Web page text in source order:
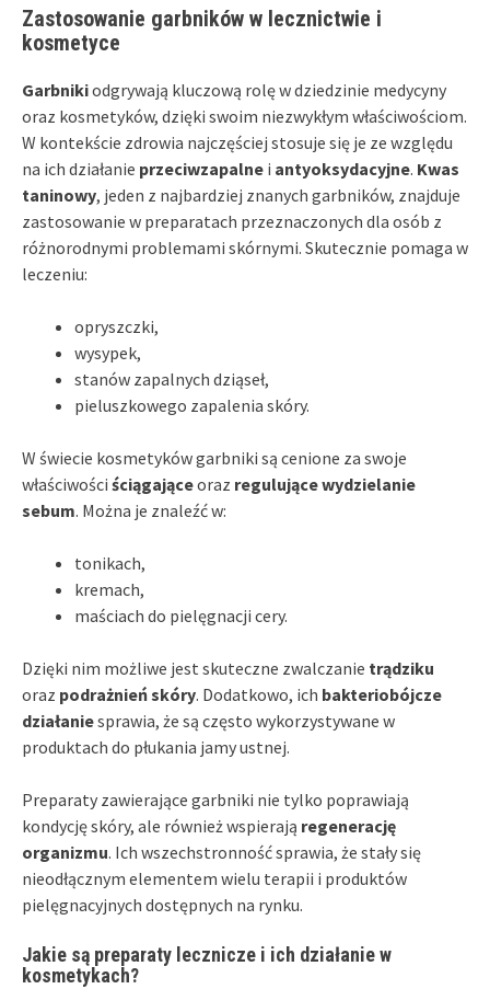
Zastosowanie garbników w lecznictwie i
kosmetyce
Garbnikiodgrywają kluczową rolę w dziedzinie medycyny
oraz kosmetyków, dzięki swoim niezwykłym właściwościom.
W kontekście zdrowia najczęściej stosuje się je ze względu
na ich działanie przeciwzapalne i antyoksydacyjne. Kwas
taninowy, jeden z najbardziej znanych garbników, znajduje
zastosowanie w preparatach przeznaczonych dla osób z
różnorodnymi problemami skórnymi. Skutecznie pomaga w
leczeniu:
opryszczki,
wysypek,
stanów zapalnych dziąseł,
pieluszkowego zapalenia skóry.
W świecie kosmetyków garbniki są cenione za swoje
właściwości ściągająceoraz regulujące wydzielanie
sebum. Można je znaleźć w:
tonikach,
kremach,
maściach do pielęgnacji cery.
Dzięki nim możliwe jest skuteczne zwalczanie trądziku
oraz podrażnień skóry. Dodatkowo, ich bakteriobójcze
działaniesprawia, że są często wykorzystywane w
produktach do płukania jamy ustnej.
Preparaty zawierające garbniki nie tylko poprawiają
kondycję skóry, ale również wspierają regenerację
organizmu. Ich wszechstronność sprawia, że stały się
nieodłącznym elementem wielu terapii i produktów
pielęgnacyjnych dostępnych na rynku.
Jakie są preparaty lecznicze i ich działanie w
kosmetykach?